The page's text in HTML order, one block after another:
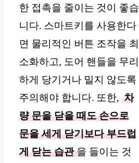
한 접촉을 줄이는 것이 좋습
니다. 스마트키를 사용한다
면 물리적인 버튼 조작을 최
소화하고, 도어 핸들을 무리
하게 당기거나 밀지 않도록
주의해야 합니다. 또한, 차
량 문을 닫을 때도 손으로
문을 세게 닫기보다 부드럽
게 닫는 습관 을 들이는 것